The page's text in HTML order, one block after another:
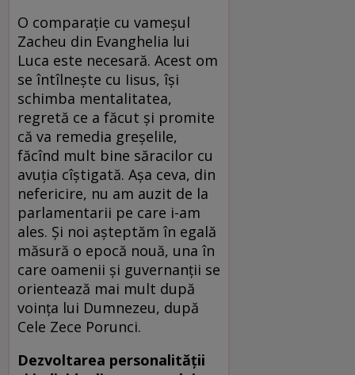
O comparație cu vameșul
Zacheu din Evanghelia lui
Luca este necesară. Acest om
se întîlnește cu Iisus, își
schimba mentalitatea,
regretă ce a făcut și promite
că va remedia greșelile,
făcînd mult bine săracilor cu
avuția cîștigată. Așa ceva, din
nefericire, nu am auzit de la
parlamentarii pe care i-am
ales. Și noi așteptăm în egală
măsură o epocă nouă, una în
care oamenii și guvernanții se
orientează mai mult după
voința lui Dumnezeu, după
Cele Zece Porunci.
Dezvoltarea personalității